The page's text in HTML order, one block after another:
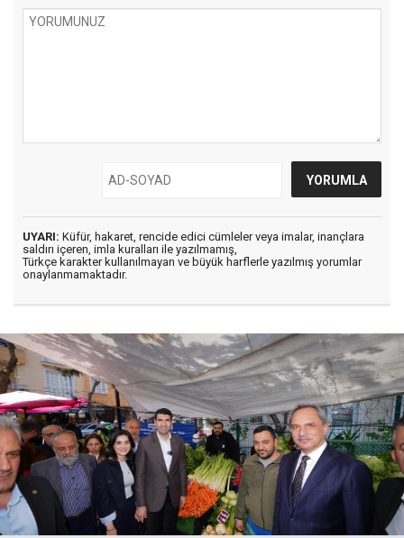
UYARI: Küfür, hakaret, rencide edici cümleler veya imalar, inançlara
saldırı içeren, imla kuralları ile yazılmamış,
Türkçe karakter kullanılmayan ve büyük harflerle yazılmış yorumlar
onaylanmamaktadır.